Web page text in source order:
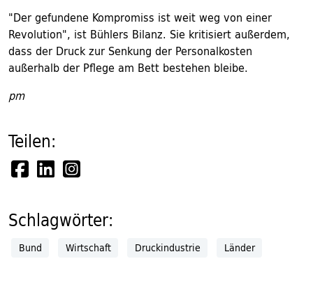
"Der gefundene Kompromiss ist weit weg von einer
Revolution", ist Bühlers Bilanz. Sie kritisiert außerdem,
dass der Druck zur Senkung der Personalkosten
außerhalb der Pflege am Bett bestehen bleibe.
pm
Teilen:
Schlagwörter:
Bund Wirtschaft Druckindustrie Länder